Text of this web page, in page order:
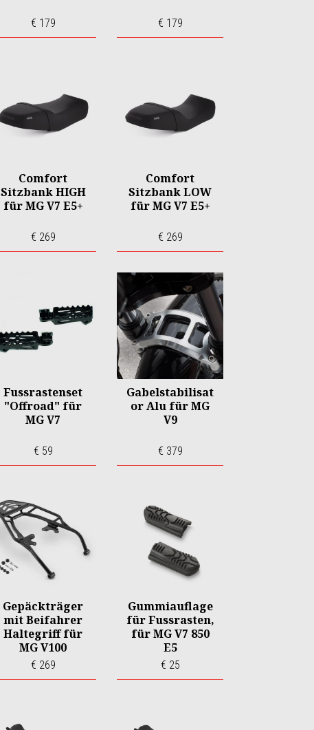
€ 179 € 179
Comfort
Sitzbank HIGH
für MG V7 E5+
€ 269
Comfort
Sitzbank LOW
für MG V7 E5+
€ 269
Fussrastenset
"Offroad" für
MG V7
€ 59
Gabelstabilisat
or Alu für MG
V9
€ 379
Gepäckträger
mit Beifahrer
Haltegriff für
MG V100
€ 269
Gummiauflage
für Fussrasten,
für MG V7 850
E5
€ 25